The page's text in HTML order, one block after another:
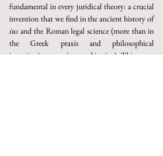
fundamental in every juridical theory: a crucial
invention that we find in the ancient history of
ius and the Roman legal science (more than in
the Greek praxis and philosophical
investigation on nómos and justice). This paper